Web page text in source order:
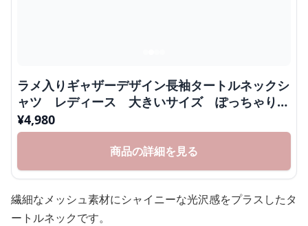
ラメ入りギャザーデザイン長袖タートルネックシ
ャツ レディース 大きいサイズ ぽっちゃり対
応 M~4XL
¥4,980
商品の詳細を見る
繊細なメッシュ素材にシャイニーな光沢感をプラスしたタ
ートルネックです。